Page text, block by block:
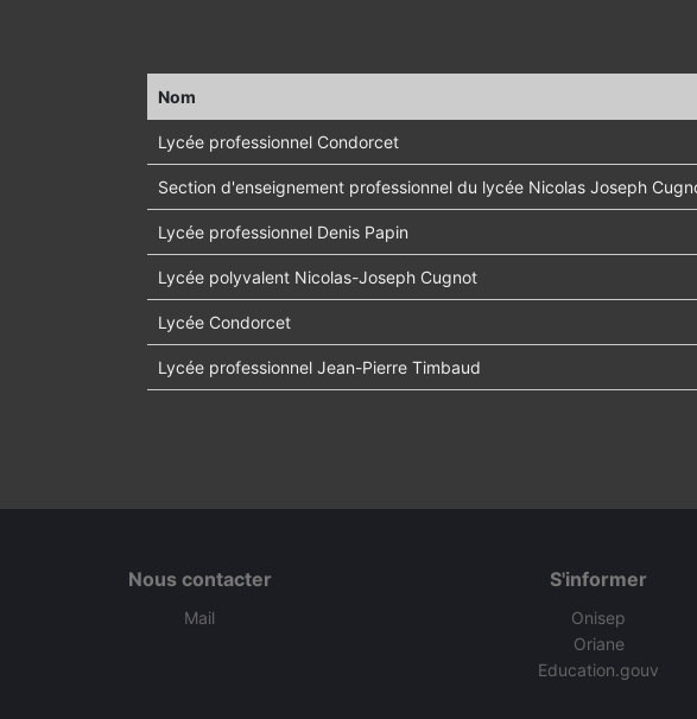
Nom
Lycée professionnel Condorcet
Section d'enseignement professionnel du lycée Nicolas Joseph
Lycée professionnel Denis Papin
Lycée polyvalent Nicolas-Joseph Cugnot
Lycée Condorcet
Lycée professionnel Jean-Pierre Timbaud
Nous contacter
Mail
S'informer
Onisep
Oriane
Education.gouv